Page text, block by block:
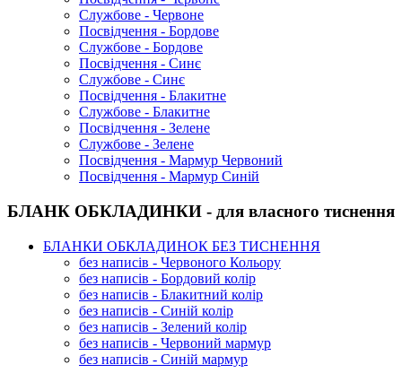
Службове - Червоне
Посвідчення - Бордове
Службове - Бордове
Посвідчення - Синє
Службове - Синє
Посвідчення - Блакитне
Службове - Блакитне
Посвідчення - Зелене
Службове - Зелене
Посвідчення - Мармур Червоний
Посвідчення - Мармур Синій
БЛАНК ОБКЛАДИНКИ - для власного тиснення
БЛАНКИ ОБКЛАДИНОК БЕЗ ТИСНЕННЯ
без написів - Червоного Кольору
без написів - Бордовий колір
без написів - Блакитний колір
без написів - Синій колір
без написів - Зелений колір
без написів - Червоний мармур
без написів - Синій мармур